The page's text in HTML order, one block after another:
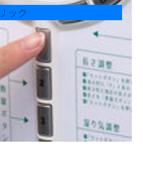
ック